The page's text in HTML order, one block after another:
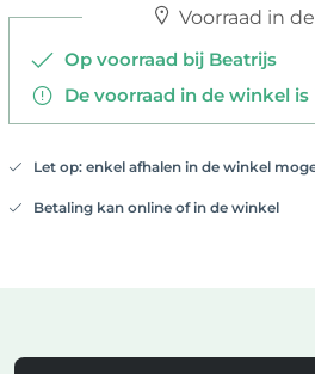
Voorraad in
Op voorraad bij Beatrijs
De voorraad in de winkel
Let op: enkel afhalen in de winkel
Betaling kan online of in de winkel